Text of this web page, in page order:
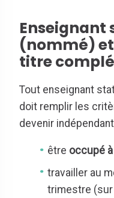
(nommé)
titre
Tout enseignant
doit remplir les
devenir
être occupé
travailler au
trimestre (sur